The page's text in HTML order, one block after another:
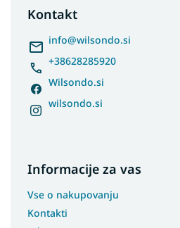
Kontakt
info@wilsondo.si
+38628285920
Wilsondo.si
wilsondo.si
Informacije za vas
Vse o nakupovanju
Kontakti